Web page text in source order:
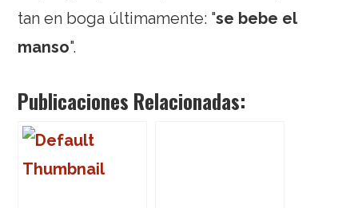
tan en boga últimamente: "se bebe el
manso".
Publicaciones Relacionadas: